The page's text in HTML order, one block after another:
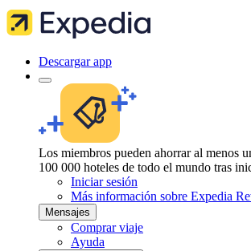
Descargar app
Los miembros pueden ahorrar al menos
100 000 hoteles de todo el mundo tras
Iniciar sesión
Más información sobre Expedia
Mensajes
Comprar viaje
Ayuda